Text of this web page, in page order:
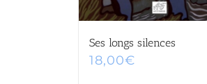
Ses longs silences
18,00€